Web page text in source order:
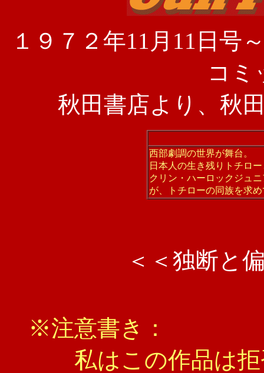
１９７２年11月11日号
コミ
秋田書店より、秋
西部劇調の世界が舞台。
日本人の生き残りトチロ
クリン・ハーロックジュ
が、トチローの同族を求
＜＜独断と
※注意書き：
私はこの作品は拒